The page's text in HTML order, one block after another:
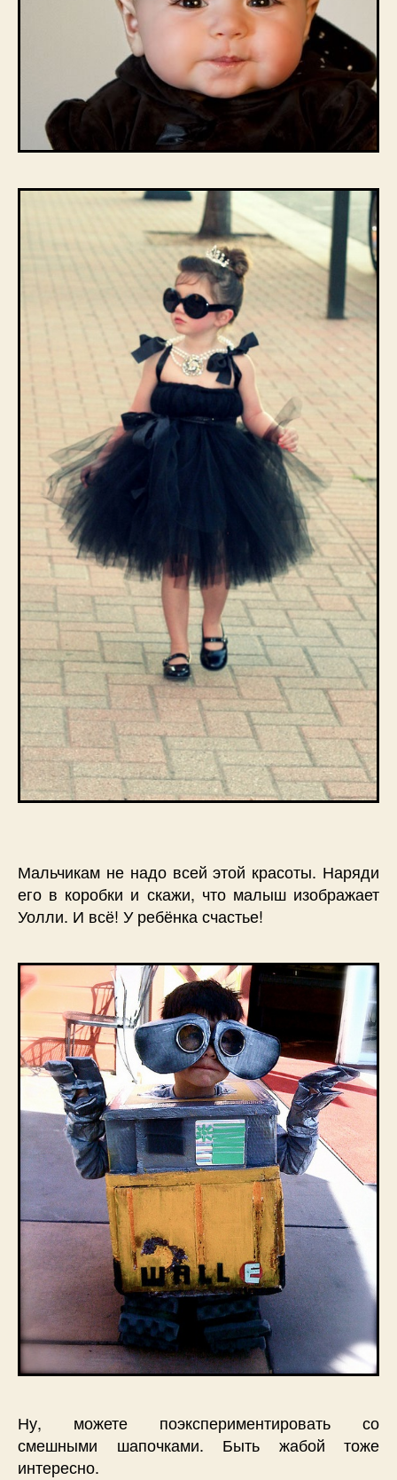
Мальчикам не надо всей этой красоты. Наряди
его в коробки и скажи, что малыш изображает
Уолли. И всё! У ребёнка счастье!
Ну, можете поэкспериментировать со
смешными шапочками. Быть жабой тоже
интересно.